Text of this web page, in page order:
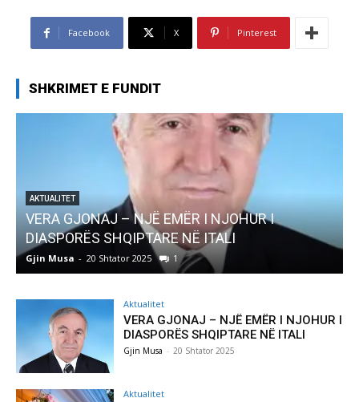
Facebook X Pinterest
SHKRIMET E FUNDIT
AKTUALITET
Pregaditi Gjin Musa-Rome- Shtator 2025
Gjin Musa 8 Shtator 2025 0
Aktualitet
VERA GJONAJ – NJË EMËR I NJOHUR I
DIASPORËS SHQIPTARE NË ITALI
Gjin Musa - 20 Shtator 2025
Aktualitet